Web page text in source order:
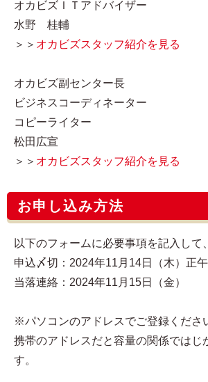
オカビズＩＴアドバイザー
水野 桂輔
＞＞ オカビズスタッフ紹介を見る
オカビズ副センター長
ビジネスコーディネーター
コピーライター
松田広宣
＞＞ オカビズスタッフ紹介を見る
お申し込み方法
以下のフォームに必要事項を記入して
申込〆切：2024年11月14日（木）正
当落連絡：2024年11月15日（金）
※パソコンのアドレスでご登録くださ
携帯のアドレスだと容量の関係ではじ
す。